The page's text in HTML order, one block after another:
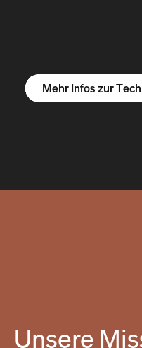
Mehr Infos zum R1S
Mehr Infos zum R1T
Mehr Infos zu Vans
Mehr Infos zur
Unsere